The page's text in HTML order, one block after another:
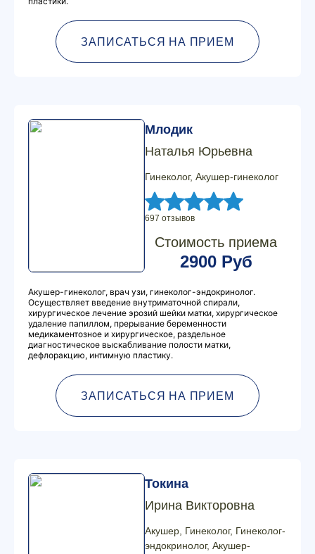
ЗАПИСАТЬСЯ НА ПРИЕМ
Млодик
Наталья Юрьевна
Гинеколог, Акушер-гинеколог
697 отзывов
Стоимость приема
2900 Руб
Акушер-гинеколог, врач узи, гинеколог-эндокринолог.
Осуществляет введение внутриматочной спирали,
хирургическое лечение эрозий шейки матки, хирургическое
удаление папиллом, прерывание беременности
медикаментозное и хирургическое, раздельное
диагностическое выскабливание полости матки,
дефлоракцию, интимную пластику.
ЗАПИСАТЬСЯ НА ПРИЕМ
Токина
Ирина Викторовна
Акушер, Гинеколог, Гинеколог-
эндокринолог, Акушер-